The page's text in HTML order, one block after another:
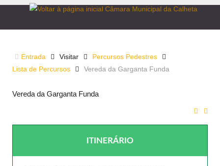
VEREDA DA GARGANTA FUNDA
Entrada Visitar
Percursos Pedestres
Lista de Percursos
Vereda da Garganta Funda
Vereda da Garganta Funda
ITINERÁRIO